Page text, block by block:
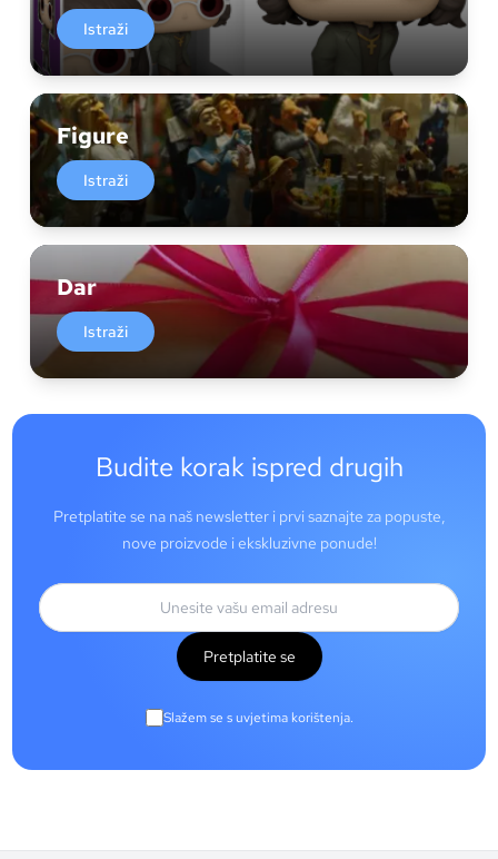
Istraži
Figure
Istraži
Dar
Istraži
Budite korak ispred drugih
Pretplatite se na naš newsletter i prvi saznajte za popuste,
nove proizvode i ekskluzivne ponude!
Pretplatite se
Slažem se s uvjetima korištenja.